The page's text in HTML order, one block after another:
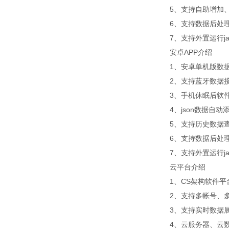
5、支持自助增加
6、支持数据后处
7、支持外置运行
安卓APP介绍
1、安卓单机版数
2、支持蓝牙数据
3、手机休眠后软
4、json数据自动
5、支持历史数据
6、支持数据后处
7、支持外置运行
云平台介绍
1、CS架构软件
2、支持多帐号、
3、支持实时数据
4、云服务器、云